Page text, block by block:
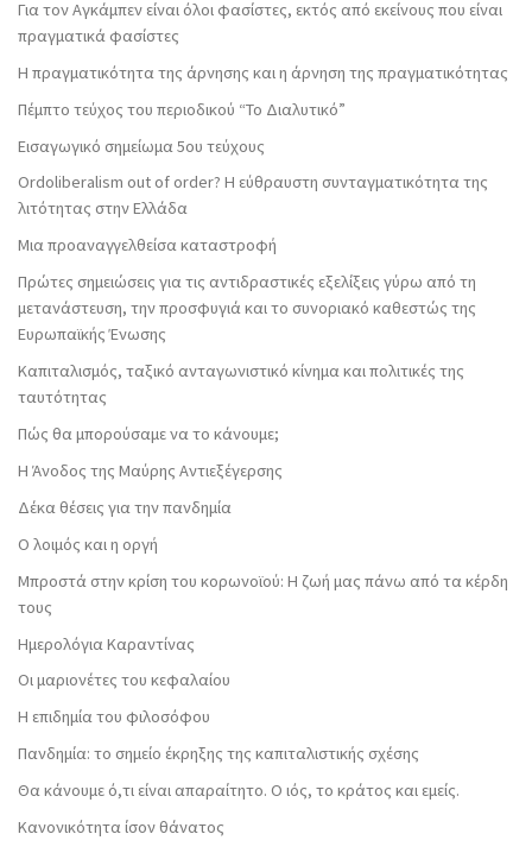
Για τον Αγκάμπεν είναι όλοι φασίστες, εκτός από εκείνους που είναι
πραγματικά φασίστες
Η πραγματικότητα της άρνησης και η άρνηση της πραγματικότητας
Πέμπτο τεύχος του περιοδικού “Το Διαλυτικό”
Εισαγωγικό σημείωμα 5ου τεύχους
Ordoliberalism out of order? Η εύθραυστη συνταγματικότητα της
λιτότητας στην Ελλάδα
Μια προαναγγελθείσα καταστροφή
Πρώτες σημειώσεις για τις αντιδραστικές εξελίξεις γύρω από τη
μετανάστευση, την προσφυγιά και το συνοριακό καθεστώς της
Ευρωπαϊκής Ένωσης
Καπιταλισμός, ταξικό ανταγωνιστικό κίνημα και πολιτικές της
ταυτότητας
Πώς θα μπορούσαμε να το κάνουμε;
Η Άνοδος της Μαύρης Αντιεξέγερσης
Δέκα θέσεις για την πανδημία
Ο λοιμός και η οργή
Μπροστά στην κρίση του κορωνοϊού: Η ζωή μας πάνω από τα κέρδη
τους
Ημερολόγια Καραντίνας
Οι μαριονέτες του κεφαλαίου
Η επιδημία του φιλοσόφου
Πανδημία: το σημείο έκρηξης της καπιταλιστικής σχέσης
Θα κάνουμε ό,τι είναι απαραίτητο. Ο ιός, το κράτος και εμείς.
Κανονικότητα ίσον θάνατος